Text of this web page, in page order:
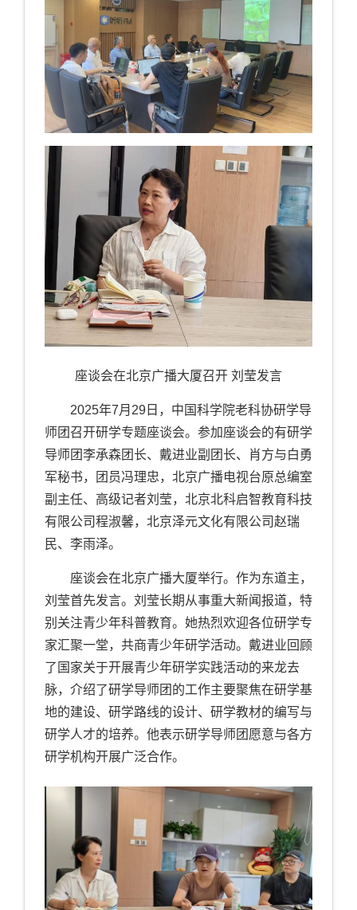
座谈会在北京广播大厦召开 刘莹发言
2025年7月 29 日，中国科学院老科协研学导
师团召开研学专题座谈会。参加座谈会的有研学
导师团李承森团长、戴进业副团长、肖方与白勇
军秘书，团员冯理忠，北京广播电视台原总编室
副主任、高级记者刘莹，北京北科启智教育科技
有限公司程淑馨，北京泽元文化有限公司赵瑞
民、李雨泽。
座谈会在北京广播大厦举行。作为东道主，
刘莹首先发言。刘莹长期从事重大新闻报道，特
别关注青少年科普教育。她热烈欢迎各位研学专
家汇聚一堂，共商青少年研学活动。戴进业回顾
了国家关于开展青少年研学实践活动的来龙去
脉，介绍了研学导师团的工作主要聚焦在研学基
地的建设、研学路线的设计、研学教材的编写与
研学人才的培养。他表示研学导师团愿意与各方
研学机构开展广泛合作。